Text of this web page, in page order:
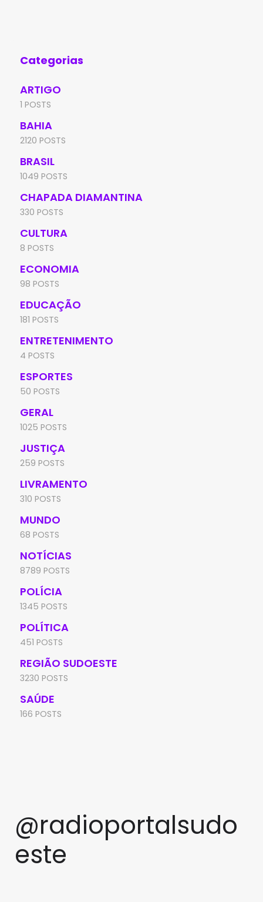
Categorias
ARTIGO
1 POSTS
BAHIA
2120 POSTS
BRASIL
1049 POSTS
CHAPADA DIAMANTINA
330 POSTS
CULTURA
8 POSTS
ECONOMIA
98 POSTS
EDUCAÇÃO
181 POSTS
ENTRETENIMENTO
4 POSTS
ESPORTES
50 POSTS
GERAL
1025 POSTS
JUSTIÇA
259 POSTS
LIVRAMENTO
310 POSTS
MUNDO
68 POSTS
NOTÍCIAS
8789 POSTS
POLÍCIA
1345 POSTS
POLÍTICA
451 POSTS
REGIÃO SUDOESTE
3230 POSTS
SAÚDE
166 POSTS
@radioportalsudo
este